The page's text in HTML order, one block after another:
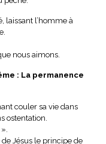
laissant l’homme à
nous aimons.
: La permanence
couler sa vie dans
ostentation.
de Jésus le principe de